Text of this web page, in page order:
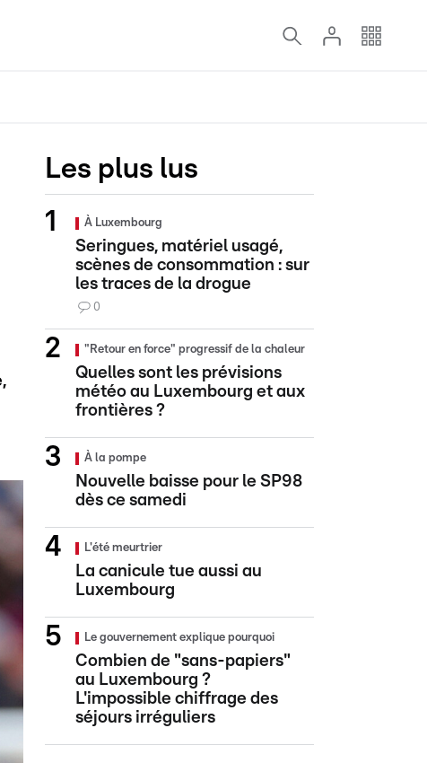
Les plus lus
À Luxembourg
Seringues, matériel usagé,
scènes de consommation : sur
les traces de la drogue
0
"Retour en force" progressif de la chaleur
Quelles sont les prévisions
météo au Luxembourg et aux
frontières ?
À la pompe
Nouvelle baisse pour le SP98
dès ce samedi
L'été meurtrier
La canicule tue aussi au
Luxembourg
Le gouvernement explique pourquoi
Combien de "sans-papiers"
au Luxembourg ?
L'impossible chiffrage des
séjours irréguliers